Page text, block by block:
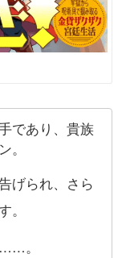
であり、貴族
。
げられ、さら
。
。